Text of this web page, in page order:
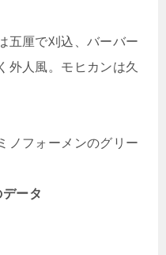
五厘で刈込、バーバー
外人風。モヒカンは久
ノフォーメンのグリー
ータ